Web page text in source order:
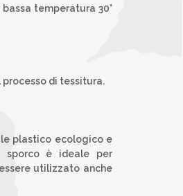
temperatura 30°
processo di tessitura.
plastico ecologico e
sporco è ideale per
utilizzato anche